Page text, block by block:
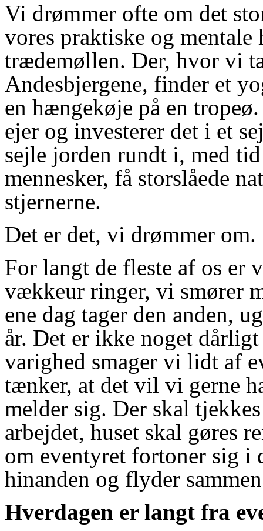
Vi drømmer ofte om det
vores praktiske og
trædemøllen. Der, hvor vi
Andesbjergene, finder et
en hængekøje på en
ejer og investerer det i et
sejle jorden rundt i, med
mennesker, få storslåede
stjernerne.
Det er det, vi drømmer om.
For langt de fleste af os er
vækkeur ringer, vi smører
ene dag tager den anden,
år. Det er ikke noget
varighed smager vi lidt af
tænker, at det vil vi gerne
melder sig. Der skal
arbejdet, huset skal gøres
om eventyret fortoner sig i
hinanden og flyder
Hverdagen er langt fra